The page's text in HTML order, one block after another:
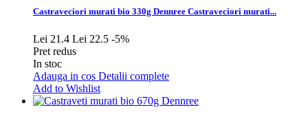
Castraveciori murati bio 330g Dennree Castraveciori murati...
Lei 21.4 Lei 22.5 -5%
Pret redus
In stoc
Adauga in cos Detalii complete
Add to Wishlist